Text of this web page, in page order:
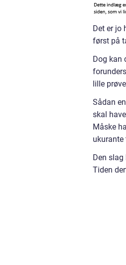
Det er jo
først på
Dog kan
lille
Sådan
skal
Måske
ukurante
Den
Tiden